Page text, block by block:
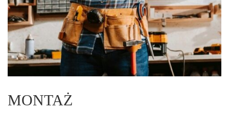
MONTAŻ